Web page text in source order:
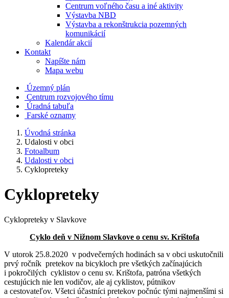
Centrum voľného času a iné aktivity
Výstavba NBD
Výstavba a rekonštrukcia pozemných
komunikácií
Kalendár akcií
Kontakt
Napíšte nám
Mapa webu
Územný plán
Centrum rozvojového tímu
Úradná tabuľa
Farské oznamy
Úvodná stránka
Udalosti v obci
Fotoalbum
Udalosti v obci
Cyklopreteky
Cyklopreteky
Cyklopreteky v Slavkove
Cyklo deň v Nižnom Slavkove o cenu sv. Krištofa
V utorok 25.8.2020 v podvečerných hodinách sa v obci uskutočnili
prvý ročník pretekov na bicykloch pre všetkých začínajúcich
i pokročilých cyklistov o cenu sv. Krištofa, patróna všetkých
cestujúcich nie len vodičov, ale aj cyklistov, pútnikov
a cestovateľov. Všetci účastníci pretekov počnúc tými najmenšími si